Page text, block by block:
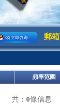
郵
頻率范圍
共： 0條信息